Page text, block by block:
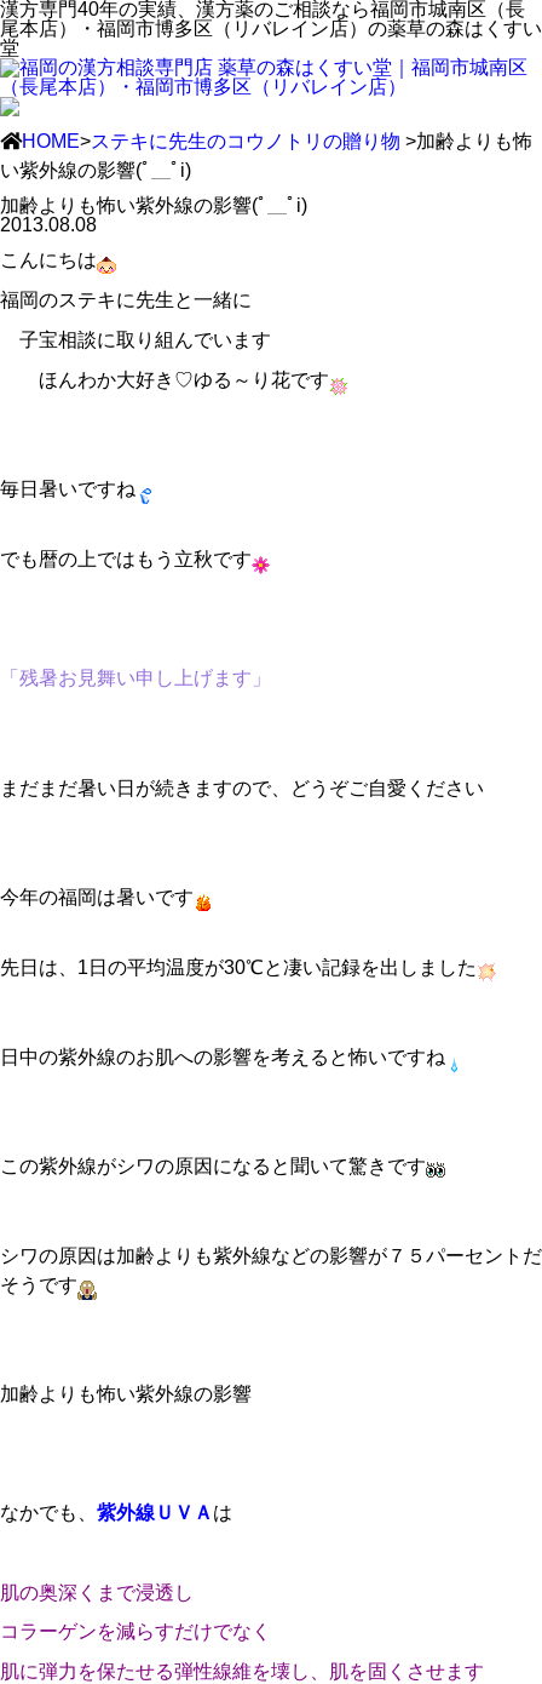
漢方専門40年の実績、漢方薬のご相談なら福岡市城南区（長
尾本店）・福岡市博多区（リバレイン店）の薬草の森はくすい
堂
HOME>ステキに先生のコウノトリの贈り物 >加齢よりも怖
い紫外線の影響(ﾟ＿ﾟi)
加齢よりも怖い紫外線の影響(ﾟ＿ﾟi)
2013.08.08
こんにちは
福岡のステキに先生と一緒に
子宝相談に取り組んでいます
ほんわか大好き♡ゆる～り花です
毎日暑いですね
でも暦の上ではもう立秋です
「残暑お見舞い申し上げます」
まだまだ暑い日が続きますので、どうぞご自愛ください
今年の福岡は暑いです
先日は、1日の平均温度が30℃と凄い記録を出しました
日中の紫外線のお肌への影響を考えると怖いですね
この紫外線がシワの原因になると聞いて驚きです
シワの原因は加齢よりも紫外線などの影響が７５パーセントだ
そうです
加齢よりも怖い紫外線の影響
なかでも、 紫外線ＵＶＡ は
肌の奥深くまで浸透し
コラーゲンを減らすだけでなく
肌に弾力を保たせる弾性線維を壊し、肌を固くさせます